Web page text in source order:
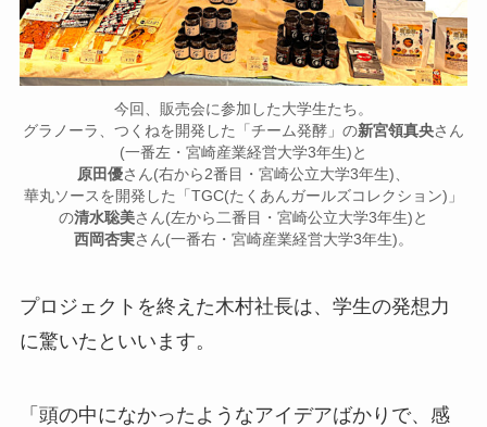
今回、販売会に参加した大学生たち。
グラノーラ、つくねを開発した「チーム発酵」の新宮領真央さん
(一番左・宮崎産業経営大学3年生)と
原田優さん(右から2番目・宮崎公立大学3年生)、
華丸ソースを開発した「TGC(たくあんガールズコレクション)」
の清水聡美さん(左から二番目・宮崎公立大学3年生)と
西岡杏実さん(一番右・宮崎産業経営大学3年生)。
プロジェクトを終えた木村社長は、学生の発想力
に驚いたといいます。
「頭の中になかったようなアイデアばかりで、感